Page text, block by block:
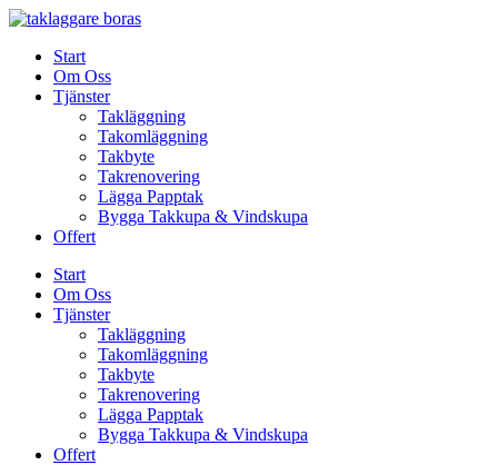
Skip
contentStart
Om Oss
Tjänster
Takläggning
Takomläggning
Takbyte
Takrenovering
Lägga Papptak
Bygga Takkupa & Vindskupa
Offert
Start
Om Oss
Tjänster
Takläggning
Takomläggning
Takbyte
Takrenovering
Lägga Papptak
Bygga Takkupa & Vindskupa
Offert